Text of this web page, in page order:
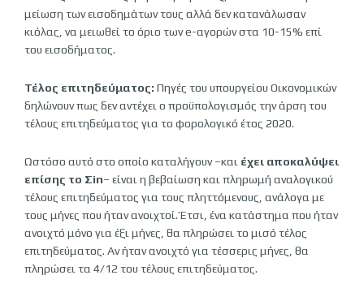
μείωση των εισοδημάτων τους αλλά δεν κατανάλωσαν
κιόλας, να μειωθεί το όριο των e-αγορών στα 10-15% επί
του εισοδήματος.
Τέλος επιτηδεύματος: Πηγές του υπουργείου Οικονομικών
δηλώνουν πως δεν αντέχει ο προϋπολογισμός την άρση του
τέλους επιτηδεύματος για το φορολογικό έτος 2020.
Ωστόσο αυτό στο οποίο καταλήγουν –και έχει αποκαλύψει
επίσης το Σin– είναι η βεβαίωση και πληρωμή αναλογικού
τέλους επιτηδεύματος για τους πληττόμενους, ανάλογα με
τους μήνες που ήταν ανοιχτοί. Έτσι, ένα κατάστημα που ήταν
ανοιχτό μόνο για έξι μήνες, θα πληρώσει το μισό τέλος
επιτηδεύματος. Αν ήταν ανοιχτό για τέσσερις μήνες, θα
πληρώσει τα 4/12 του τέλους επιτηδεύματος.